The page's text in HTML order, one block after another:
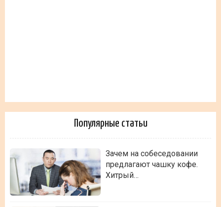
Популярные статьи
Зачем на собеседовании
предлагают чашку кофе.
Хитрый…